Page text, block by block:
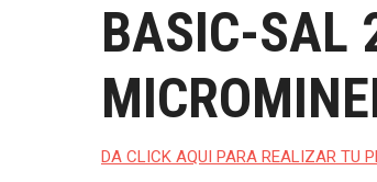
BASIC-SAL
DA CLICK AQUI PARA REALIZAR TU